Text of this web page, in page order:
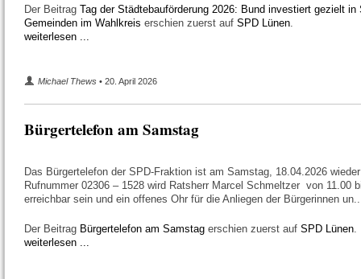
Der Beitrag Tag der Städtebauförderung 2026: Bund investiert gezielt in
Gemeinden im Wahlkreis erschien zuerst auf SPD Lünen
weiterlesen ...
Michael Thews • 20. April 2026
Bürgertelefon am Samstag
Das Bürgertelefon der SPD-Fraktion ist am Samstag, 18.04.2026
Rufnummer 02306 – 1528 wird Ratsherr Marcel Schmeltzer von 11.00
erreichbar sein und ein offenes Ohr für die Anliegen der Bürgerinnen
Der Beitrag Bürgertelefon am Samstag erschien zuerst auf SPD Lünen
weiterlesen ...